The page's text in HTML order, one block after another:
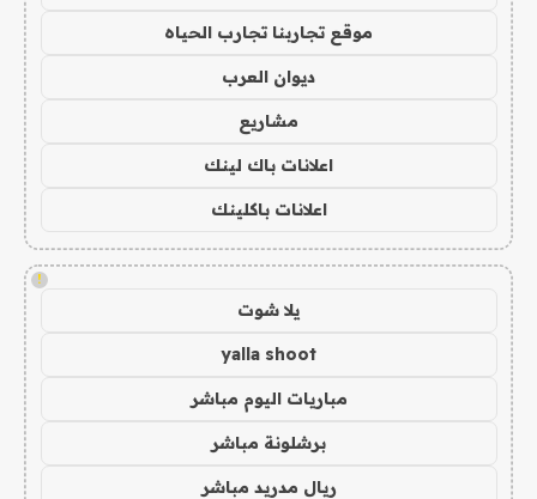
موقع تجاربنا تجارب الحياه
ديوان العرب
مشاريع
اعلانات باك لينك
اعلانات باكلينك
!
يلا شوت
yalla shoot
مباريات اليوم مباشر
برشلونة مباشر
ريال مدريد مباشر